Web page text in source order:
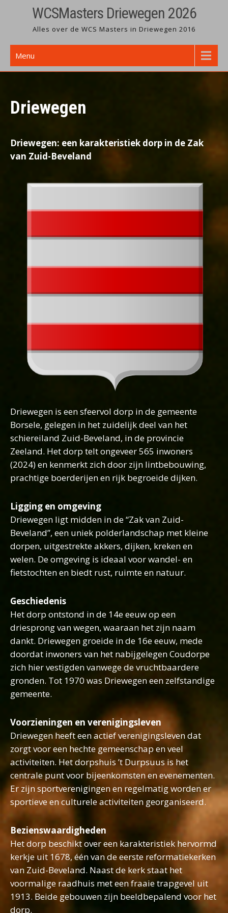
inhoud
WCSMasters Driewegen 2026
Alles over de WCS Masters in Driewegen 2016
Menu
Driewegen
Driewegen: een karakteristiek dorp in de Zak
van Zuid-Beveland
Driewegen is een sfeervol dorp in de gemeente
Borsele, gelegen in het zuidelijk deel van het
schiereiland Zuid-Beveland, in de provincie
Zeeland. Het dorp telt ongeveer 565 inwoners
(2024) en kenmerkt zich door zijn lintbebouwing,
prachtige boerderijen en rijk begroeide dijken.
Ligging en omgeving
Driewegen ligt midden in de “Zak van Zuid-
Beveland”, een uniek polderlandschap met kleine
dorpen, uitgestrekte akkers, dijken, kreken en
welen. De omgeving is ideaal voor wandel- en
fietstochten en biedt rust, ruimte en natuur.
Geschiedenis
Het dorp ontstond in de 14e eeuw op een
driesprong van wegen, waaraan het zijn naam
dankt. Driewegen groeide in de 16e eeuw, mede
doordat inwoners van het nabijgelegen Coudorpe
zich hier vestigden vanwege de vruchtbaardere
gronden. Tot 1970 was Driewegen een zelfstandige
gemeente.
Voorzieningen en verenigingsleven
Driewegen heeft een actief verenigingsleven dat
zorgt voor een hechte gemeenschap en veel
activiteiten. Het dorpshuis ’t Durpsuus is het
centrale punt voor bijeenkomsten en evenementen.
Er zijn sportverenigingen en regelmatig worden er
sportieve en culturele activiteiten georganiseerd.
Bezienswaardigheden
Het dorp beschikt over een karakteristiek hervormd
kerkje uit 1678, één van de eerste reformatiekerken
van Zuid-Beveland. Naast de kerk staat het
voormalige raadhuis met een fraaie trapgevel uit
1913. Beide gebouwen zijn beeldbepalend voor het
dorp.